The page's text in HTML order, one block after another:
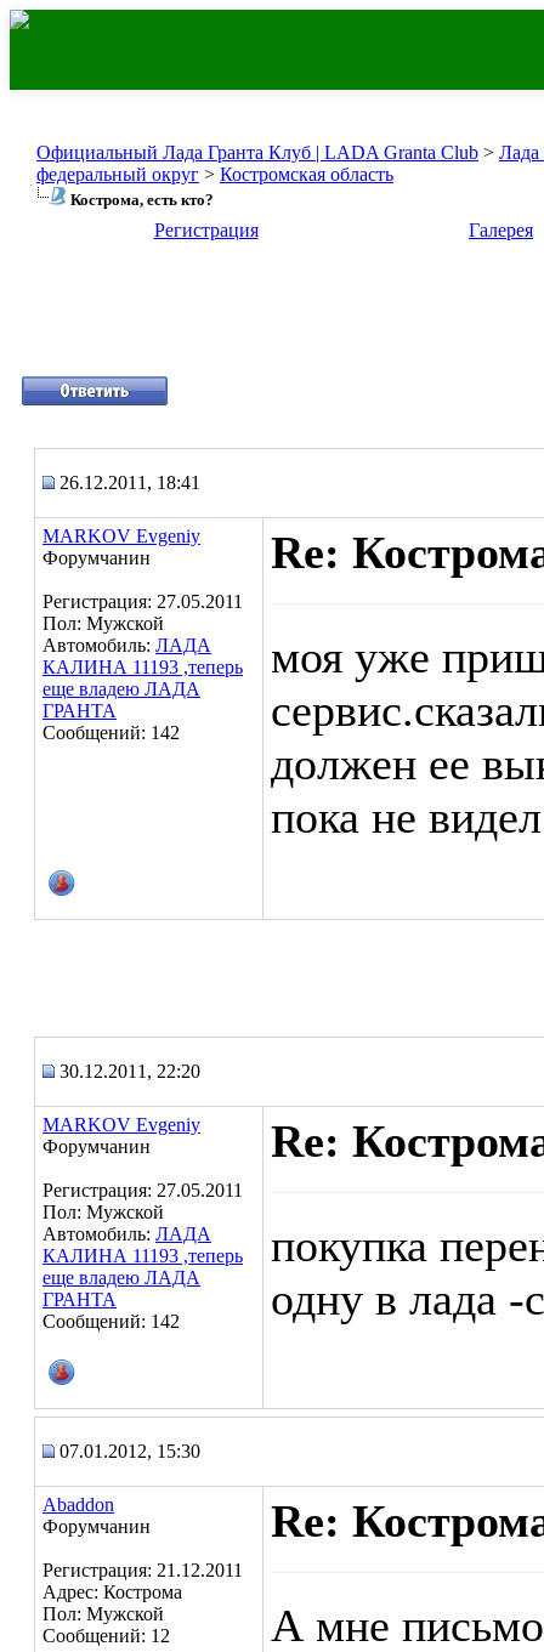
Официальный Лада Гранта Клуб | LADA Granta Club > Лада
федеральный округ > Костромская область
Кострома, есть кто?
Регистрация Галерея
26.12.2011, 18:41
MARKOV Evgeniy
Форумчанин
Регистрация: 27.05.2011
Пол: Мужской
Автомобиль: ЛАДА
КАЛИНА 11193 ,теперь
еще владею ЛАДА
ГРАНТА
Сообщений: 142
Re:
моя уже
должен ее
пока не видел
30.12.2011, 22:20
MARKOV Evgeniy
Форумчанин
Регистрация: 27.05.2011
Пол: Мужской
Автомобиль: ЛАДА
КАЛИНА 11193 ,теперь
еще владею ЛАДА
ГРАНТА
Сообщений: 142
Re:
покупка
одну в лада -
07.01.2012, 15:30
Abaddon
Форумчанин
Регистрация: 21.12.2011
Адрес: Кострома
Пол: Мужской
Сообщений: 12
Re:
А мне